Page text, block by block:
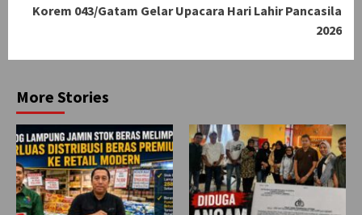
Korem 043/Gatam Gelar Upacara Hari Lahir Pancasila
2026
More Stories